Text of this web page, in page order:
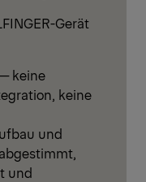
Gerät
keine
keine
und
und